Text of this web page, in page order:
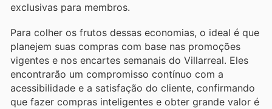
exclusivas para membros.
Para colher os frutos dessas economias, o ideal é que
planejem suas compras com base nas promoções
vigentes e nos encartes semanais do Villarreal. Eles
encontrarão um compromisso contínuo com a
acessibilidade e a satisfação do cliente, confirmando
que fazer compras inteligentes e obter grande valor é